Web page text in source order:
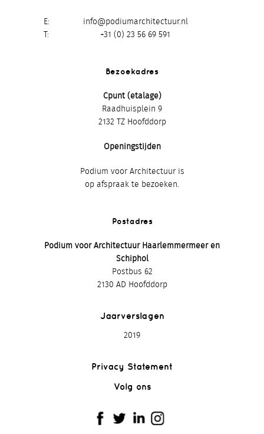
E
info@podiumarchitectuur.nl
+31 (0) 23 56 69 591
Bezoekadres
Cpunt (etalage)
Raadhuisplein 9
2132 TZ Hoofddorp
Openingstijden
Podium voor Architectuur is
op afspraak te bezoeken.
Postadres
Podium voor Architectuur Haarlemmermeer en
Schiphol
Postbus 62
2130 AD Hoofddorp
Jaarverslagen
2019
Privacy Statement
Volg ons